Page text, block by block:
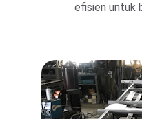
efisien untuk